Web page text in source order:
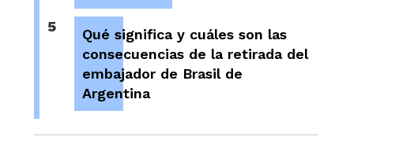
5
Qué significa y cuáles son las
consecuencias de la retirada del
embajador de Brasil de
Argentina